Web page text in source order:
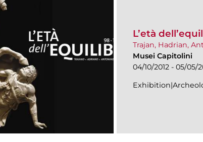
L’età
Trajan, Hadrian,
Musei Capitolini
04/10/2012 - 05/05/